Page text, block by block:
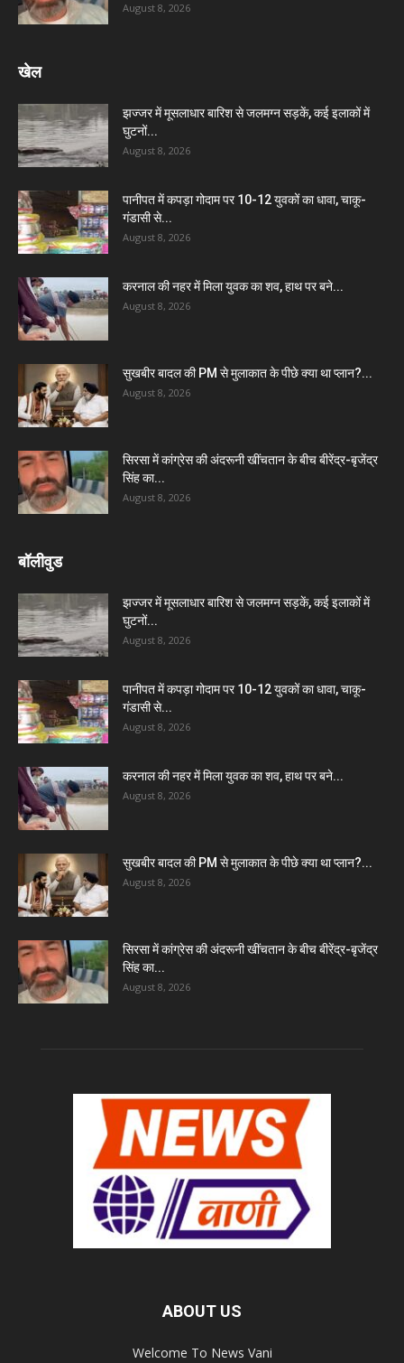
August 8, 2026
खेल
झज्जर में मूसलाधार बारिश से जलमग्न सड़कें, कई इलाकों में
घुटनों...
August 8, 2026
पानीपत में कपड़ा गोदाम पर 10-12 युवकों का धावा, चाकू-
गंडासी से...
August 8, 2026
करनाल की नहर में मिला युवक का शव, हाथ पर बने...
August 8, 2026
सुखबीर बादल की PM से मुलाकात के पीछे क्या था प्लान?...
August 8, 2026
सिरसा में कांग्रेस की अंदरूनी खींचतान के बीच बीरेंद्र-बृजेंद्र
सिंह का...
August 8, 2026
बॉलीवुड
झज्जर में मूसलाधार बारिश से जलमग्न सड़कें, कई इलाकों में
घुटनों...
August 8, 2026
पानीपत में कपड़ा गोदाम पर 10-12 युवकों का धावा, चाकू-
गंडासी से...
August 8, 2026
करनाल की नहर में मिला युवक का शव, हाथ पर बने...
August 8, 2026
सुखबीर बादल की PM से मुलाकात के पीछे क्या था प्लान?...
August 8, 2026
सिरसा में कांग्रेस की अंदरूनी खींचतान के बीच बीरेंद्र-बृजेंद्र
सिंह का...
August 8, 2026
ABOUT US
Welcome To News Vani